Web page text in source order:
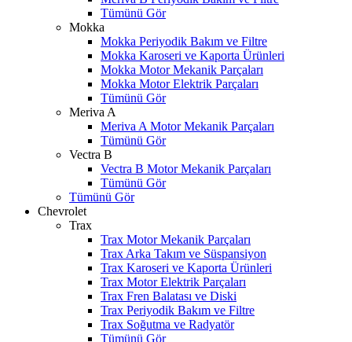
Tümünü Gör
Mokka
Mokka Periyodik Bakım ve Filtre
Mokka Karoseri ve Kaporta Ürünleri
Mokka Motor Mekanik Parçaları
Mokka Motor Elektrik Parçaları
Tümünü Gör
Meriva A
Meriva A Motor Mekanik Parçaları
Tümünü Gör
Vectra B
Vectra B Motor Mekanik Parçaları
Tümünü Gör
Tümünü Gör
Chevrolet
Trax
Trax Motor Mekanik Parçaları
Trax Arka Takım ve Süspansiyon
Trax Karoseri ve Kaporta Ürünleri
Trax Motor Elektrik Parçaları
Trax Fren Balatası ve Diski
Trax Periyodik Bakım ve Filtre
Trax Soğutma ve Radyatör
Tümünü Gör